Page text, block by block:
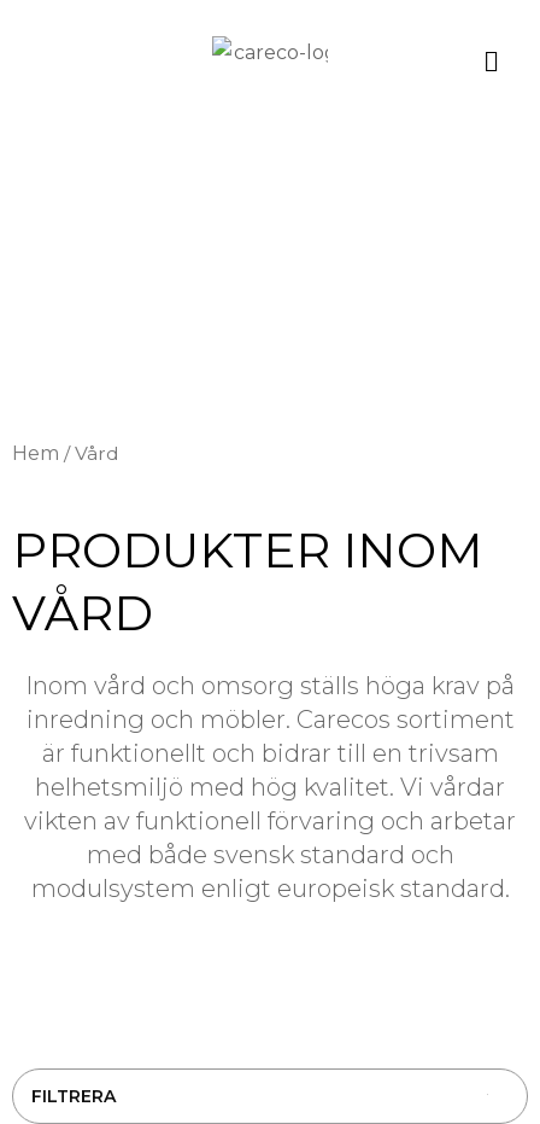
Hem / Vård
PRODUKTER INOM
VÅRD
Inom vård och omsorg ställs höga krav på
inredning och möbler. Carecos sortiment
är funktionellt och bidrar till en trivsam
helhetsmiljö med hög kvalitet. Vi vårdar
vikten av funktionell förvaring och arbetar
med både svensk standard och
modulsystem enligt europeisk standard.
FILTRERA